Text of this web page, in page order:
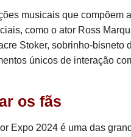
musicais que compõem
como o ator Ross
Stoker, sobrinho-bisneto
únicos de interação
os fãs
Expo 2024 é uma das